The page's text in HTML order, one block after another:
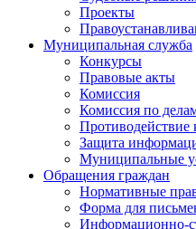
Проекты
Муниципальная служба
Конкурсы
Правовые акты
Комиссия
Комиссия по
Противодействие
Защита
Муниципальные
Обращения граждан
Нормативные
Форма для
Информационно-